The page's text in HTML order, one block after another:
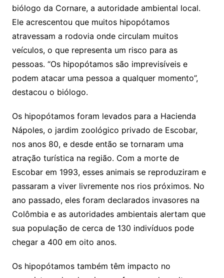
biólogo da Cornare, a autoridade ambiental local.
Ele acrescentou que muitos hipopótamos
atravessam a rodovia onde circulam muitos
veículos, o que representa um risco para as
pessoas. “Os hipopótamos são imprevisíveis e
podem atacar uma pessoa a qualquer momento”,
destacou o biólogo.
Os hipopótamos foram levados para a Hacienda
Nápoles, o jardim zoológico privado de Escobar,
nos anos 80, e desde então se tornaram uma
atração turística na região. Com a morte de
Escobar em 1993, esses animais se reproduziram e
passaram a viver livremente nos rios próximos. No
ano passado, eles foram declarados invasores na
Colômbia e as autoridades ambientais alertam que
sua população de cerca de 130 indivíduos pode
chegar a 400 em oito anos.
Os hipopótamos também têm impacto no